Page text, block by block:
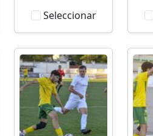
Seleccionar